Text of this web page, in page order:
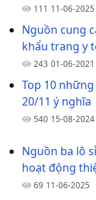
111 11-06-2025
Nguồn cung
khẩu trang y
243 01-06-2021
Top 10
20/11 ý nghĩa
540 15-08-2024
Nguồn ba lô
hoạt động
69 11-06-2025